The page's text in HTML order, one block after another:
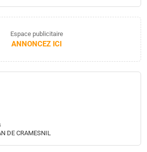
Espace publicitaire
ANNONCEZ ICI
DE CRAMESNIL